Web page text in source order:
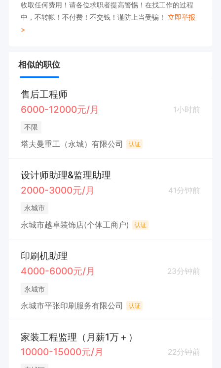
收取任何费用！请各位求职者提高警惕！在找工作的过程
中，不转帐！不付费！不交钱！谨防上当受骗！ 立即举报
>
相似的职位
售后工程师
6000-12000元/月
1小时前
不限
塔夫曼重工（永城）有限公司 认证
设计师助理&监理助理
2000-3000元/月
41分钟前
永城市
永城市越卓装饰店(个体工商户) 认证
印刷机助理
4000-6000元/月
23分钟前
永城市
永城市平张印刷服务有限公司 认证
家装工程监理（月薪1万＋）
10000-15000元/月
22分钟前